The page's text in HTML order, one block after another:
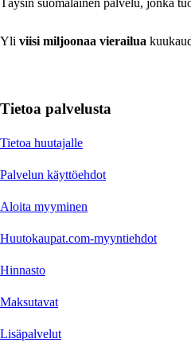
Yli viisi miljoonaa vierailua
Tietoa palvelusta
Tietoa huutajalle
Palvelun käyttöehdot
Aloita myyminen
Huutokaupat.com-myyntiehdot
Hinnasto
Maksutavat
Lisäpalvelut